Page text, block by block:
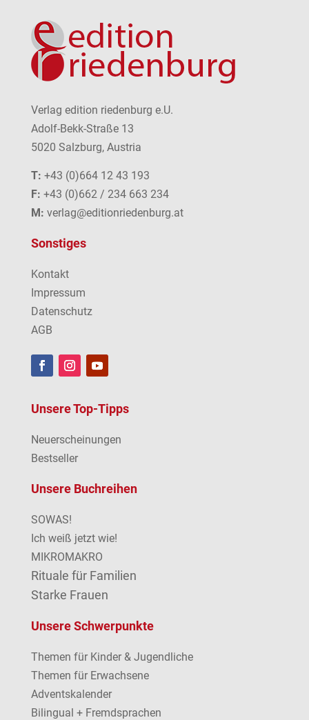
Verlag edition riedenburg e.U.
Adolf-Bekk-Straße 13
5020 Salzburg, Austria
T: +43 (0)664 12 43 193
F: +43 (0)662 / 234 663 234
M: verlag@editionriedenburg.at
Sonstiges
Kontakt
Impressum
Datenschutz
AGB
Unsere Top-Tipps
Neuerscheinungen
Bestseller
Unsere Buchreihen
SOWAS!
Ich weiß jetzt wie!
MIKROMAKRO
Rituale für Familien
Starke Frauen
Unsere Schwerpunkte
Themen für Kinder & Jugendliche
Themen für Erwachsene
Adventskalender
Bilingual + Fremdsprachen